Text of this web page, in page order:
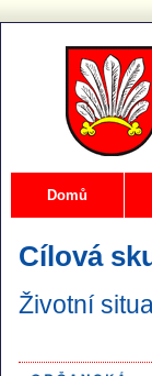
Domů
Cílová
Životní